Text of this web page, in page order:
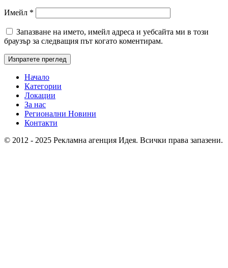
Имейл *
Запазване на името, имейл адреса и уебсайта ми в този
браузър за следващия път когато коментирам.
Начало
Категории
Локации
За нас
Регионални Новини
Контакти
© 2012 - 2025 Рекламна агенция Идея. Всички права запазени.